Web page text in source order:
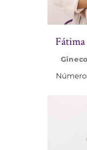
Número